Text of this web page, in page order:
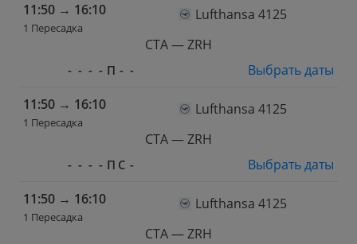
11:50 → 16:10
1 Пересадка
Lufthansa 4125
CTA — ZRH
- - - - П - -
Выбрать даты
11:50 → 16:10
1 Пересадка
Lufthansa 4125
CTA — ZRH
- - - - П С -
Выбрать даты
11:50 → 16:10
1 Пересадка
Lufthansa 4125
CTA — ZRH